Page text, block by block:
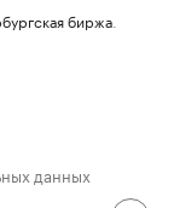
биржа
данных